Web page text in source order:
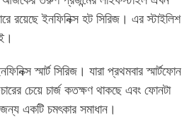
রয়েছে ইনফিনিক্স হট সিরিজ। এর স্টাইলিশ
স্মার্ট সিরিজ। যারা প্রথমবার স্মার্টফোন
চেয়ে চার্জ কতক্ষণ থাকছে এবং ফোনটা
একটি চমৎকার সমাধান।